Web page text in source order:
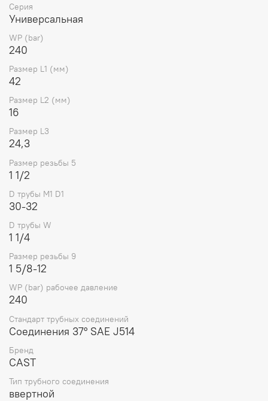
Артикул
205829.3 CAST
Серия
Универсальная
WP (bar)
240
Размер L1 (мм)
42
Размер L2 (мм)
16
Размер L3
24,3
Размер резьбы 5
1 1/2
D трубы M1 D1
30-32
D трубы W
1 1/4
Размер резьбы 9
1 5/8-12
WP (bar) рабочее давление
240
Стандарт трубных соединений
Соединения 37° SAE J514
Бренд
CAST
Тип трубного соединения
ввертной